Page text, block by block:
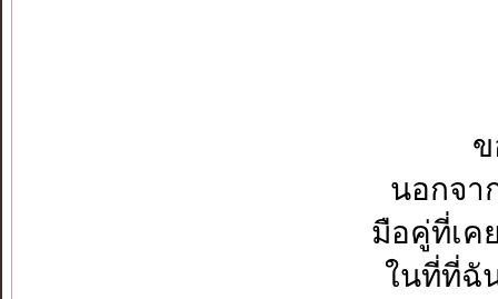
นอกจา
มือคู่ที่เค
ในที่ที่ฉั